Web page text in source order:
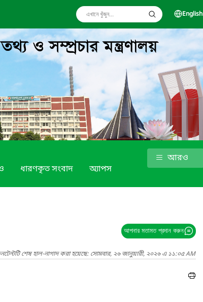
English
ধারণকৃত সংবাদ অ্যাপস
আরও
আপনার মতামত প্রদান করুন
শেষ হাল-নাগাদ করা হয়েছে: সোমবার, ২৬ জানুয়ারী, ২০২৬ এ ১১:০৫ AM